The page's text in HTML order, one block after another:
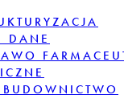
DANE